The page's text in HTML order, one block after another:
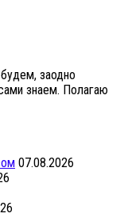
заодно
знаем. Полагаю
07.08.2026